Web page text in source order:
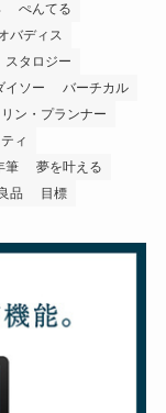
ぺんてる
バディス
スタロジー
イソー
バーチカル
ン・プランナー
ィ
筆
夢を叶える
品 目標